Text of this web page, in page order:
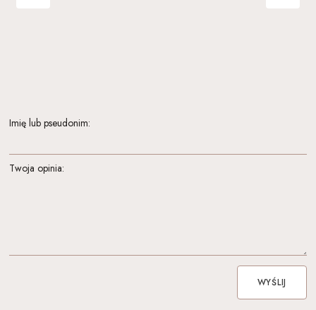
Imię lub pseudonim:
Twoja opinia:
WYŚLIJ